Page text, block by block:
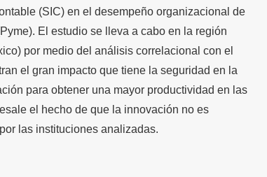
(SIC) en el desempeño organizacional de
El estudio se lleva a cabo en la región
por medio del análisis correlacional con el
el gran impacto que tiene la seguridad en la
para obtener una mayor productividad en las
el hecho de que la innovación no es
las instituciones analizadas.